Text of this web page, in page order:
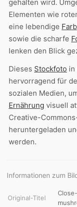
gehalten wird.
Elementen wie
eine lebendige
sowie die scharfe
lenken den Blick
Dieses Stockfoto in
hervorragend für
sozialen Medien,
Ernährung visuell
Creative-
heruntergeladen
werden.
Informationen zum
Original-Titel